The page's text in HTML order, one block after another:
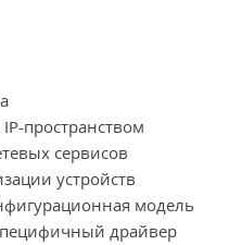
пространством
сервисов
устройств
модель
драйвер